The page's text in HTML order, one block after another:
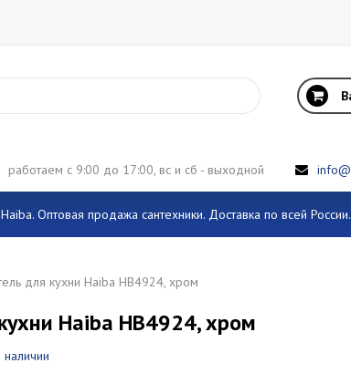
работаем с 9:00 до 17:00, вс и сб - выходной
Оптовая продажа сантехники. Доставка по всей
для кухни Haiba HB4924, хром
Haiba HB4924, хром